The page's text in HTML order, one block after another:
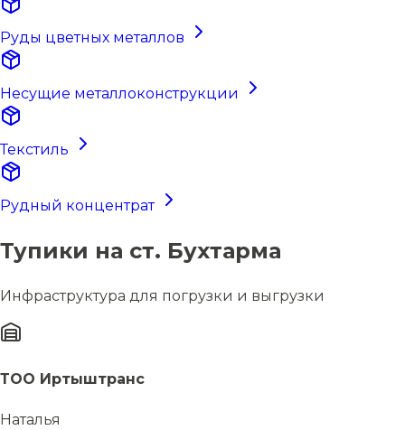
Руды цветных металлов
Несущие металлоконструкции
Текстиль
Рудный концентрат
Тупики на ст. Бухтарма
Инфраструктура для погрузки и выгрузки
ТОО Иртыштранс
Наталья